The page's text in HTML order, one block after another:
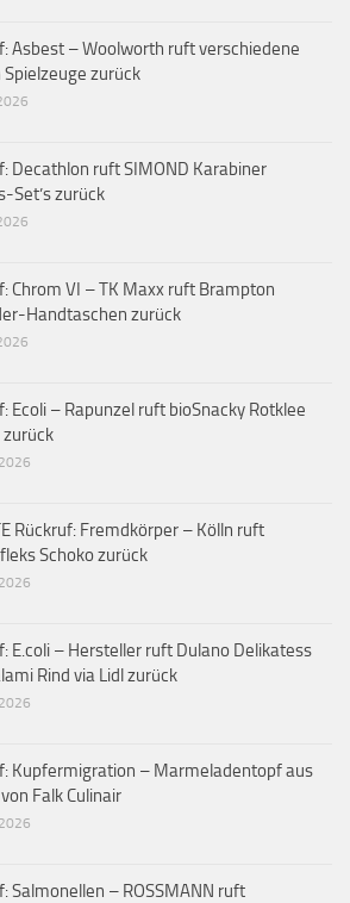
Asbest – Woolworth ruft verschiedene
zurück
Decathlon ruft SIMOND Karabiner
Set’s zurück
Chrom VI – TK Maxx ruft Brampton
Handtaschen zurück
Ecoli – Rapunzel ruft bioSnacky Rotklee
Rückruf: Fremdkörper – Kölln ruft
Schoko zurück
E.coli – Hersteller ruft Dulano Delikatess
Rind via Lidl zurück
Kupfermigration – Marmeladentopf aus
Falk Culinair
Salmonellen – ROSSMANN ruft